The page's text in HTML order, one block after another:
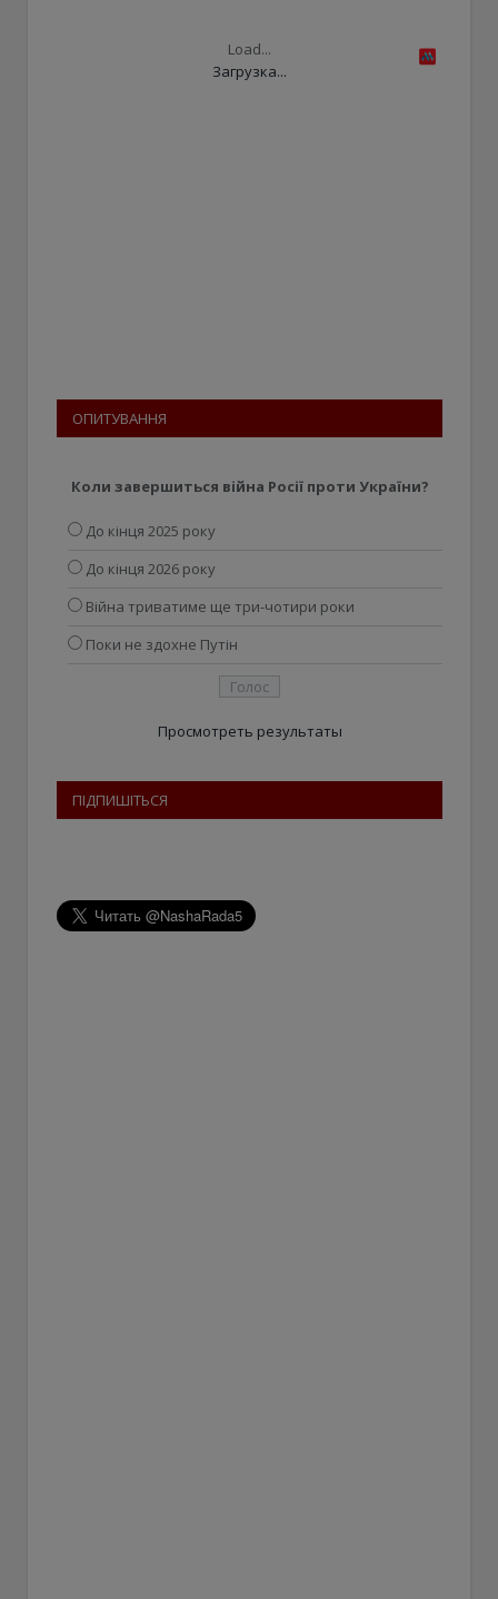
Load...
Загрузка...
ОПИТУВАННЯ
Коли завершиться війна Росії проти України?
До кінця 2025 року
До кінця 2026 року
Війна триватиме ще три-чотири роки
Поки не здохне Путін
Просмотреть результаты
ПІДПИШІТЬСЯ